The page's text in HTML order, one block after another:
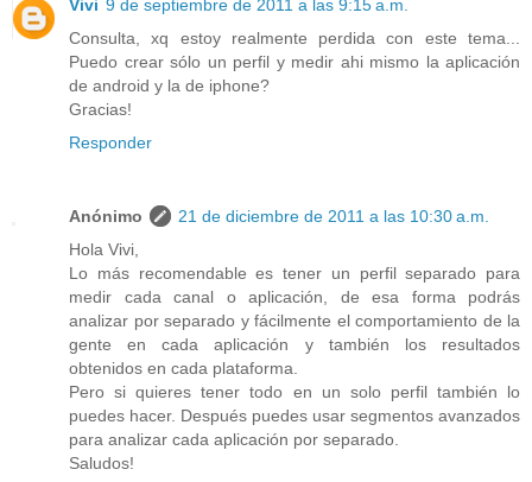
Vivi 9 de septiembre de 2011 a las 9:15 a.m.
Consulta, xq estoy realmente perdida con este tema...
Puedo crear sólo un perfil y medir ahi mismo la aplicación
de android y la de iphone?
Gracias!
Responder
Anónimo
21 de diciembre de 2011 a las 10:30 a.m.
Hola Vivi,
Lo más recomendable es tener un perfil separado para
medir cada canal o aplicación, de esa forma podrás
analizar por separado y fácilmente el comportamiento de la
gente en cada aplicación y también los resultados
obtenidos en cada plataforma.
Pero si quieres tener todo en un solo perfil también lo
puedes hacer. Después puedes usar segmentos avanzados
para analizar cada aplicación por separado.
Saludos!